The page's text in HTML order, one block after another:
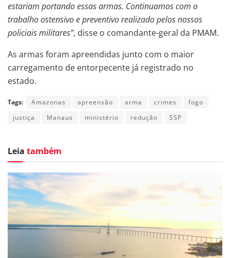
estariam portando essas armas. Continuamos com o
trabalho ostensivo e preventivo realizado pelos nossos
policiais militares”, disse o comandante-geral da PMAM.
As armas foram apreendidas junto com o maior
carregamento de entorpecente já registrado no
estado.
Tags: Amazonas apreensão arma crimes
fogo
justiça
Manaus ministério redução SSP
Leia também